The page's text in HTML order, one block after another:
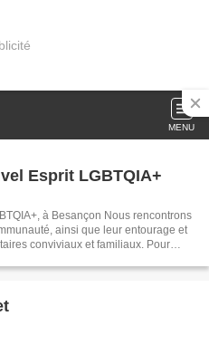
MENU
Esprit LGBTQIA+
à Besançon Nous rencontrons
ainsi que leur entourage et
conviviaux et familiaux. Pour